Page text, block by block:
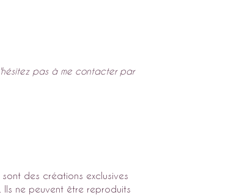
pas à me contacter par
des créations exclusives
ne peuvent être reproduits